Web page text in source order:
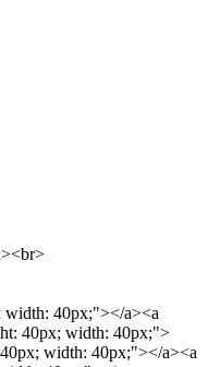
40px;"></a><a
40px; width: 40px;">
width: 40px;"></a><a